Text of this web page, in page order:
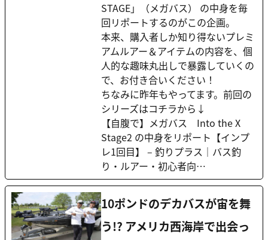
STAGE」（メガバス） の中身を毎
回リポートするのがこの企画。
本来、購入者しか知り得ないプレミ
アムルアー＆アイテムの内容を、個
人的な趣味丸出しで暴露していくの
で、お付き合いください！
ちなみに昨年もやってます。前回の
シリーズはコチラから↓
【自腹で】メガバス Into the X
Stage2 の中身をリポート【インプ
レ1回目】 – 釣りプラス｜バス釣
り・ルアー・初心者向…
10ポンドのデカバスが宙を舞
う!? アメリカ西海岸で出会っ